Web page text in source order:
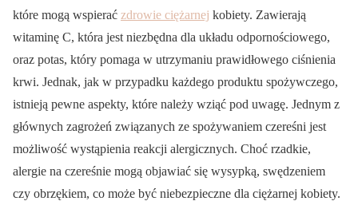
które mogą wspierać zdrowie ciężarnej kobiety. Zawierają
witaminę C, która jest niezbędna dla układu odpornościowego,
oraz potas, który pomaga w utrzymaniu prawidłowego ciśnienia
krwi. Jednak, jak w przypadku każdego produktu spożywczego,
istnieją pewne aspekty, które należy wziąć pod uwagę. Jednym z
głównych zagrożeń związanych ze spożywaniem czereśni jest
możliwość wystąpienia reakcji alergicznych. Choć rzadkie,
alergie na czereśnie mogą objawiać się wysypką, swędzeniem
czy obrzękiem, co może być niebezpieczne dla ciężarnej kobiety.